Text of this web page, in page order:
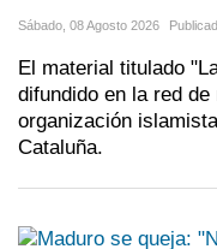
Sábado, 08 Agosto 2026
El material titulado
difundido en la red
organización
Cataluña.